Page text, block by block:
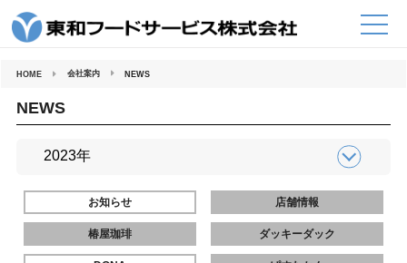
HOME 会社案内 NEWS
NEWS
お知らせ 店舗情報
椿屋珈琲 ダッキーダック